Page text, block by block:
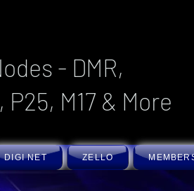
DIGI NET ZELLO
- DMR,
M17 & More